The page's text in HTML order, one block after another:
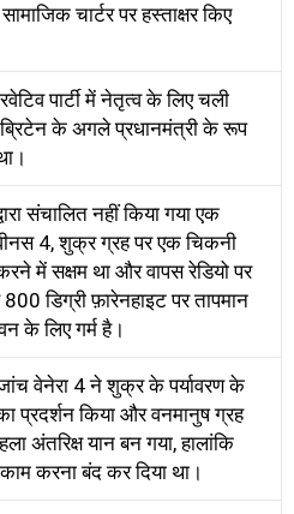
चार्टर पर हस्ताक्षर किए
पार्टी में नेतृत्व के लिए चली
के अगले प्रधानमंत्री के रूप
संचालित नहीं किया गया एक
4, शुक्र ग्रह पर एक चिकनी
में सक्षम था और वापस रेडियो पर
डिग्री फ़ारेनहाइट पर तापमान
के लिए गर्म है।
वेनेरा 4 ने शुक्र के पर्यावरण के
प्रदर्शन किया और वनमानुष ग्रह
अंतरिक्ष यान बन गया, हालांकि
करना बंद कर दिया था।